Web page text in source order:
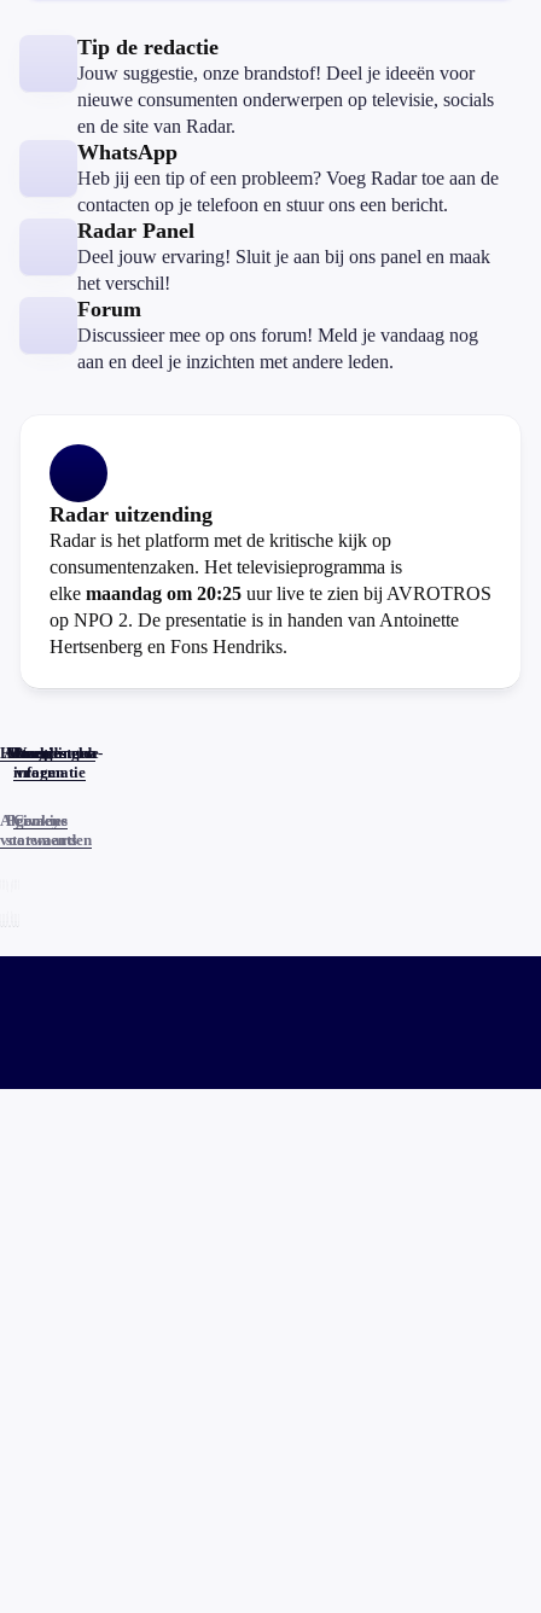
Tip de redactie
Jouw suggestie, onze brandstof! Deel je ideeën voor
nieuwe consumenten onderwerpen op televisie, socials
en de site van Radar.
WhatsApp
Heb jij een tip of een probleem? Voeg Radar toe aan de
contacten op je telefoon en stuur ons een bericht.
Radar Panel
Deel jouw ervaring! Sluit je aan bij ons panel en maak
het verschil!
Forum
Discussieer mee op ons forum! Meld je vandaag nog
aan en deel je inzichten met andere leden.
Radar uitzending
Radar is het platform met de kritische kijk op
consumentenzaken. Het televisieprogramma is
elke maandag om 20:25 uur live te zien bij AVROTROS
op NPO 2. De presentatie is in handen van Antoinette
Hertsenberg en Fons Hendriks.
Home
Actueel
Uitzendingen
Reacties
Programma-
informatie
Veelgestelde
vragen
Algemene
voorwaarden
Privacy
statements
Cookies